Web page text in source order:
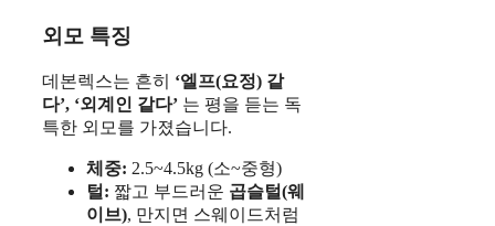
외모 특징
데본렉스는 흔히 ‘엘프(요정) 같
다’, ‘외계인 같다’ 는 평을 듣는 독
특한 외모를 가졌습니다.
체중: 2.5~4.5kg (소~중형)
털: 짧고 부드러운 곱슬털(웨
이브), 만지면 스웨이드처럼